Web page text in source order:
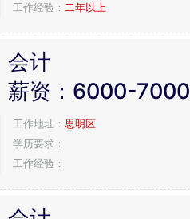
工作经验： 二年以上
会计
薪资： 6000-7000
工作地址： 思明区
学历要求：
工作经验：